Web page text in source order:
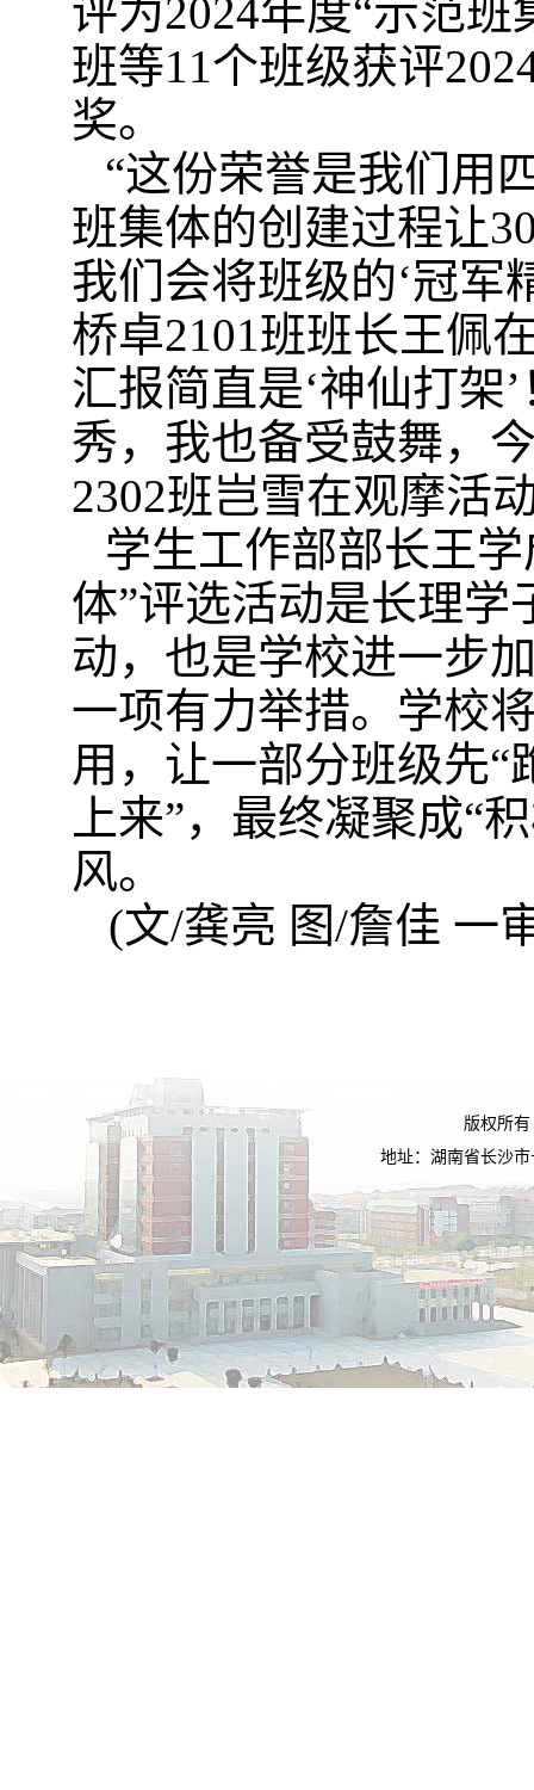
评为2024年度“示范
班等11个班级获评
奖。
“这份荣誉是我们用
班集体的创建过程让
我们会将班级的‘冠军
桥卓2101班班长王佩
汇报简直是‘神仙打架
秀，我也备受鼓舞，
2302班岂雪在观摩活
学生工作部部长王
体”评选活动是长理
动，也是学校进一步
一项有力举措。学校
用，让一部分班级先“
上来”，最终凝聚成“
风。
(文/龚亮 图/詹佳 一
版权所
地址：湖南省长沙